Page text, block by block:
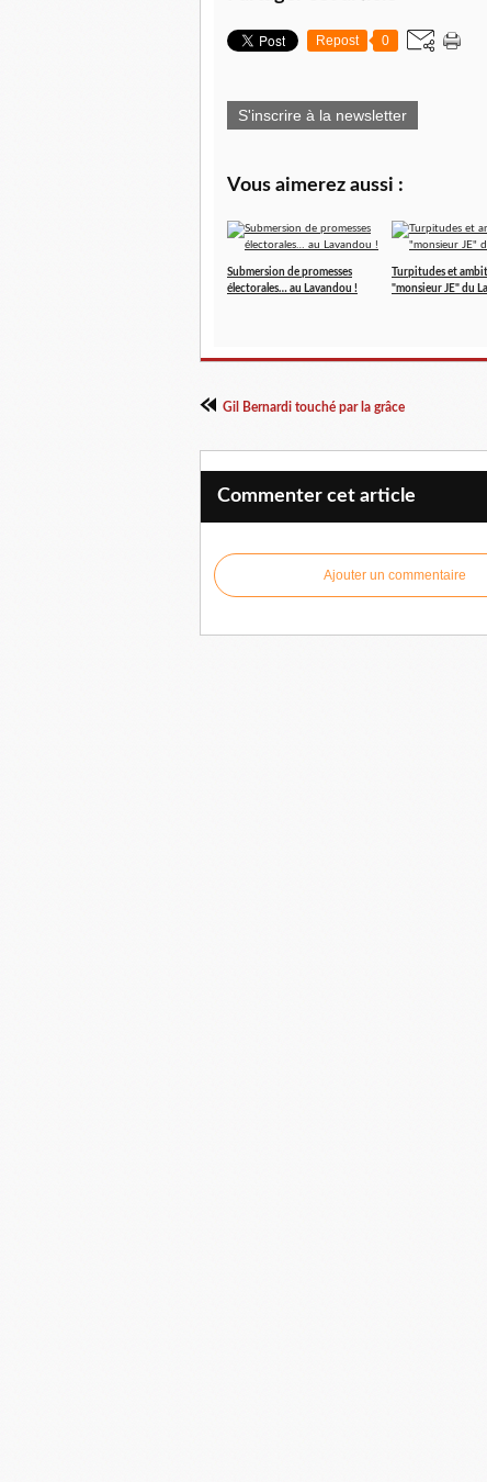
Repost 0
S'inscrire à la newsletter
Vous aimerez aussi :
Submersion de promesses
électorales… au Lavandou !
Turpitudes et
"monsieur JE" du
Gil Bernardi touché par la grâce
Commenter cet article
Ajouter un commentaire